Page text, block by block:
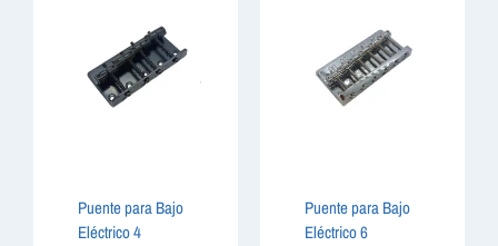
Puente para Bajo
Eléctrico 4
Puente para Bajo
Eléctrico 6